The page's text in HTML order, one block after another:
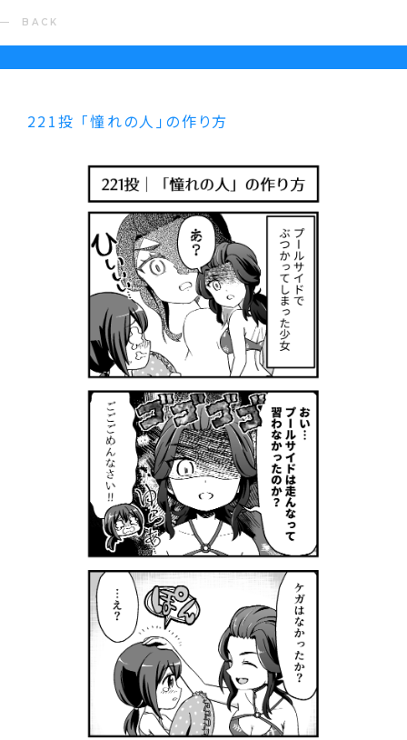
BACK
221投 ｢憧れの人｣の作り方